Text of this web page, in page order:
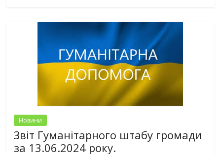
Новини
Звіт Гуманітарного штабу громади
за 13.06.2024 року.